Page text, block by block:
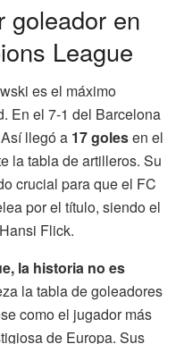
goleador en
League
es el máximo
En el 7-1 del Barcelona
llegó a 17 golesen el
la tabla de artilleros. Su
crucial para que el FC
por el título, siendo el
Flick.
la historia no es
la tabla de goleadores
como el jugador más
de Europa. Sus